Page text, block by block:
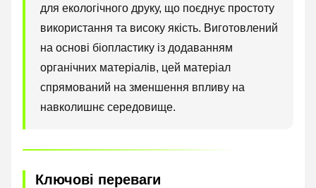
для екологічного друку, що поєднує простоту
використання та високу якість. Виготовлений
на основі біопластику із додаванням
органічних матеріалів, цей матеріал
спрямований на зменшення впливу на
навколишнє середовище.
Ключові переваги